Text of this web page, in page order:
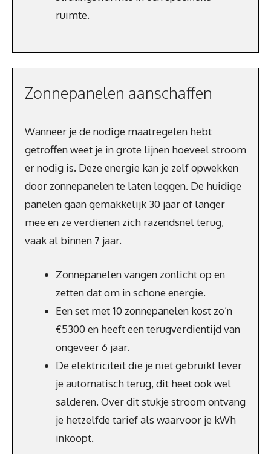
ruimte.
Zonnepanelen aanschaffen
Wanneer je de nodige maatregelen hebt
getroffen weet je in grote lijnen hoeveel stroom
er nodig is. Deze energie kan je zelf opwekken
door zonnepanelen te laten leggen. De huidige
panelen gaan gemakkelijk 30 jaar of langer
mee en ze verdienen zich razendsnel terug,
vaak al binnen 7 jaar.
Zonnepanelen vangen zonlicht op en
zetten dat om in schone energie.
Een set met 10 zonnepanelen kost zo’n
€5300 en heeft een terugverdientijd van
ongeveer 6 jaar.
De elektriciteit die je niet gebruikt lever
je automatisch terug, dit heet ook wel
salderen. Over dit stukje stroom ontvang
je hetzelfde tarief als waarvoor je kWh
inkoopt.